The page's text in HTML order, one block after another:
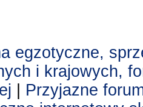
egzotyczne,
i krajowych,
Przyjazne